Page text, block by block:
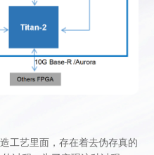
工艺里面，存在着去伪存真的